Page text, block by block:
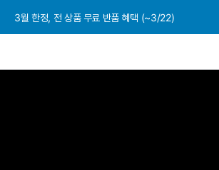
3월 한정, 전 상품 무료 반품 혜택 (~3/22)